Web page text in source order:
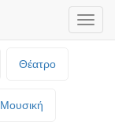
Θέατρο
Μουσική